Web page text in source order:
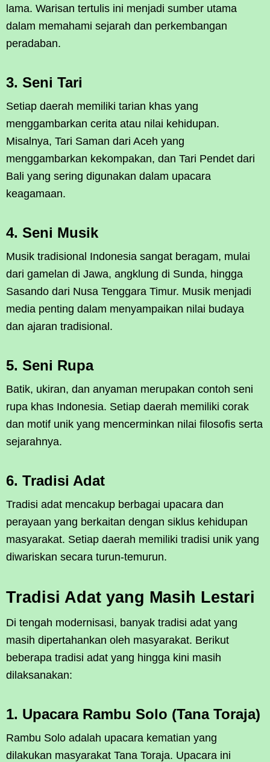
lama. Warisan tertulis ini menjadi sumber utama
dalam memahami sejarah dan perkembangan
peradaban.
3. Seni Tari
Setiap daerah memiliki tarian khas yang
menggambarkan cerita atau nilai kehidupan.
Misalnya, Tari Saman dari Aceh yang
menggambarkan kekompakan, dan Tari Pendet dari
Bali yang sering digunakan dalam upacara
keagamaan.
4. Seni Musik
Musik tradisional Indonesia sangat beragam, mulai
dari gamelan di Jawa, angklung di Sunda, hingga
Sasando dari Nusa Tenggara Timur. Musik menjadi
media penting dalam menyampaikan nilai budaya
dan ajaran tradisional.
5. Seni Rupa
Batik, ukiran, dan anyaman merupakan contoh seni
rupa khas Indonesia. Setiap daerah memiliki corak
dan motif unik yang mencerminkan nilai filosofis serta
sejarahnya.
6. Tradisi Adat
Tradisi adat mencakup berbagai upacara dan
perayaan yang berkaitan dengan siklus kehidupan
masyarakat. Setiap daerah memiliki tradisi unik yang
diwariskan secara turun-temurun.
Tradisi Adat yang Masih Lestari
Di tengah modernisasi, banyak tradisi adat yang
masih dipertahankan oleh masyarakat. Berikut
beberapa tradisi adat yang hingga kini masih
dilaksanakan:
1. Upacara Rambu Solo (Tana Toraja)
Rambu Solo adalah upacara kematian yang
dilakukan masyarakat Tana Toraja. Upacara ini